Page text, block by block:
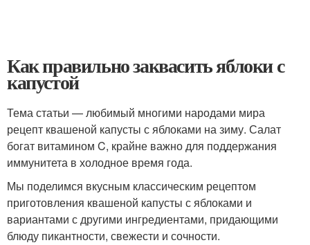
Как правильно заквасить яблоки с
капустой
Тема статьи — любимый многими народами мира
рецепт квашеной капусты с яблоками на зиму. Салат
богат витамином C, крайне важно для поддержания
иммунитета в холодное время года.
Мы поделимся вкусным классическим рецептом
приготовления квашеной капусты с яблоками и
вариантами с другими ингредиентами, придающими
блюду пикантности, свежести и сочности.